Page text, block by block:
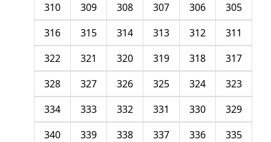
305
306
307
308
309
310
311
312
313
314
315
316
317
318
319
320
321
322
323
324
325
326
327
328
329
330
331
332
333
334
335
336
337
338
339
340